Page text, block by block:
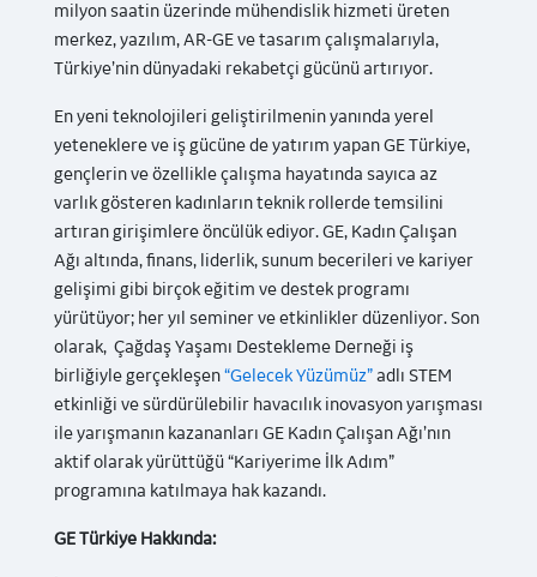
milyon saatin üzerinde mühendislik hizmeti üreten
merkez, yazılım, AR-GE ve tasarım çalışmalarıyla,
Türkiye’nin dünyadaki rekabetçi gücünü artırıyor.
En yeni teknolojileri geliştirilmenin yanında yerel
yeteneklere ve iş gücüne de yatırım yapan GE Türkiye,
gençlerin ve özellikle çalışma hayatında sayıca az
varlık gösteren kadınların teknik rollerde temsilini
artıran girişimlere öncülük ediyor. GE, Kadın Çalışan
Ağı altında, finans, liderlik, sunum becerileri ve kariyer
gelişimi gibi birçok eğitim ve destek programı
yürütüyor; her yıl seminer ve etkinlikler düzenliyor. Son
olarak, Çağdaş Yaşamı Destekleme Derneği iş
birliğiyle gerçekleşen“Gelecek Yüzümüz”adlı STEM
etkinliği ve sürdürülebilir havacılık inovasyon yarışması
ile yarışmanın kazananları GE Kadın Çalışan Ağı’nın
aktif olarak yürüttüğü “Kariyerime İlk Adım”
programına katılmaya hak kazandı.
GE Türkiye Hakkında: